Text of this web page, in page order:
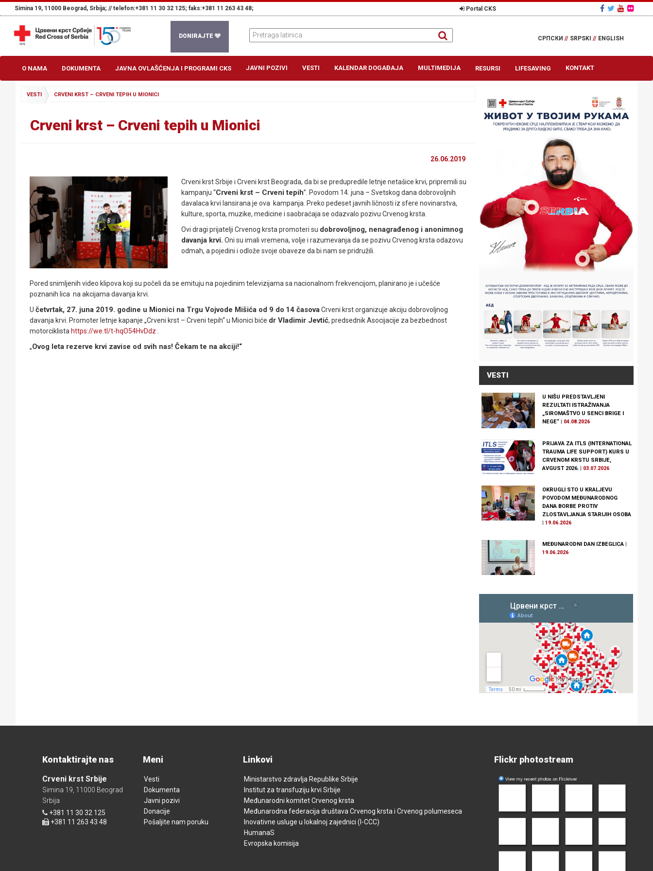
Simina 19, 11000 Beograd, Srbija; // telefon:+381 11 30 32 125; faks:+381 11 263 43 48; Portal CKS
DONIRAJTE СРПСКИ // SRPSKI // ENGLISH
O NAMA DOKUMENTA JAVNA OVLAŠĆENJA I PROGRAMI CKS JAVNI POZIVI VESTI KALENDAR DOGAĐAJA MULTIMEDIJA RESURSI LIFESAVING KONTAKT
VESTI CRVENI KRST – CRVENI TEPIH U MIONICI
Crveni krst – Crveni tepih u Mionici
26.06.2019
Crveni krst Srbije i Crveni krst Beograda, da bi se predupredile letnje netašice krvi, pripremili su
kampanju “Crveni krst – Crveni tepih”. Povodom 14. juna – Svetskog dana dobrovoljnih
davalaca krvi lansirana je ova kampanja. Preko pedeset javnih ličnosti iz sfere novinarstva,
kulture, sporta, muzike, medicine i saobraćaja se odazvalo pozivu Crvenog krsta
Ovi dragi prijatelji Crvenog krsta promoteri su dobrovoljnog, nenagrađenog i anonimnog
davanja krvi. Oni su imali vremena, volje i razumevanja da se pozivu Crvenog krsta odazovu
odmah, a pojedini i odlože svoje obaveze da bi nam se pridružili.
Pored snimljenih video klipova koji su počeli da se emituju na pojedinim televizijama sa nacionalnom frekvencijom, planirano je i učešće
poznanih lica na akcijama davanja krvi.
U četvrtak, 27. juna 2019. godine u Mionici na Trgu Vojvode Mišića od 9 do 14 časovaCrveni krst organizuje akciju dobrovoljnog
davanja krvi. Promoter letnje kapanje „Crveni krst – Crveni tepih“ u Mionici biće dr Vladimir Jevtić, predsednik Asocijacije za bezbednost
motorciklista https://we.tl/t-hqO54HvDdz .
„Ovog leta rezerve krvi zavise od svih nas! Čekam te na akciji!“
VESTI
U NIŠU PREDSTAVLJENI
REZULTATI ISTRAŽIVANJA
„SIROMAŠTVO U SENCI BRIGE I
NEGE“
04.08.2026
PRIJAVA ZA ITLS (INTERNATIONAL
TRAUMA LIFE SUPPORT) KURS U
CRVENOM KRSTU SRBIJE,
AVGUST 2026. | 03.07.2026
OKRUGLI STO U KRALJEVU
POVODOM MEĐUNARODNOG
DANA BORBE PROTIV
ZLOSTAVLJANJA STARIJIH OSOBA
|19.06.2026
MEĐUNARODNI DAN IZBEGLICA
19.06.2026
Kontaktirajte nas
Crveni krst Srbije
Simina 19, 11000 Beograd
Srbija
+381 11 30 32 125
+381 11 263 43 48
Meni
Vesti
Dokumenta
Javni pozivi
Donacije
Pošaljite nam poruku
Linkovi
Ministarstvo zdravlja Republike Srbije
Institut za transfuziju krvi Srbije
Međunarodni komitet Crvenog krsta
Međunarodna federacija društava Crvenog krsta i Crvenog polumeseca
Inovativne usluge u lokalnoj zajednici (I-CCC)
HumanaS
Evropska komisija
Flickr photostream